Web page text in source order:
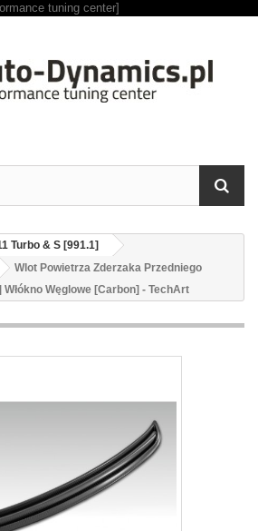
Turbo & S [991.1]
Wlot Powietrza Zderzaka Przedniego
Węglowe [Carbon] - TechArt